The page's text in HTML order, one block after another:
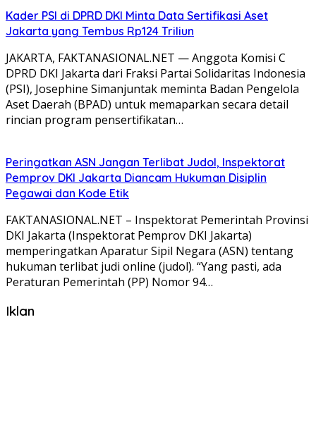
Kader PSI di DPRD DKI Minta Data Sertifikasi Aset
Jakarta yang Tembus Rp124 Triliun
JAKARTA, FAKTANASIONAL.NET — Anggota Komisi C
DPRD DKI Jakarta dari Fraksi Partai Solidaritas Indonesia
(PSI), Josephine Simanjuntak meminta Badan Pengelola
Aset Daerah (BPAD) untuk memaparkan secara detail
rincian program pensertifikatan…
Peringatkan ASN Jangan Terlibat Judol, Inspektorat
Pemprov DKI Jakarta Diancam Hukuman Disiplin
Pegawai dan Kode Etik
FAKTANASIONAL.NET – Inspektorat Pemerintah Provinsi
DKI Jakarta (Inspektorat Pemprov DKI Jakarta)
memperingatkan Aparatur Sipil Negara (ASN) tentang
hukuman terlibat judi online (judol). “Yang pasti, ada
Peraturan Pemerintah (PP) Nomor 94…
Iklan